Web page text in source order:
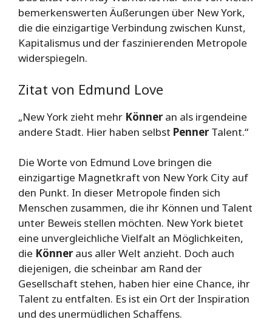
bemerkenswerten Äußerungen über New York,
die die einzigartige Verbindung zwischen Kunst,
Kapitalismus und der faszinierenden Metropole
widerspiegeln.
Zitat von Edmund Love
„New York zieht mehr Könneran als irgendeine
andere Stadt. Hier haben selbst PennerTalent.“
Die Worte von Edmund Love bringen die
einzigartige Magnetkraft von New York City auf
den Punkt. In dieser Metropole finden sich
Menschen zusammen, die ihr Können und Talent
unter Beweis stellen möchten. New York bietet
eine unvergleichliche Vielfalt an Möglichkeiten,
die Könneraus aller Welt anzieht. Doch auch
diejenigen, die scheinbar am Rand der
Gesellschaft stehen, haben hier eine Chance, ihr
Talent zu entfalten. Es ist ein Ort der Inspiration
und des unermüdlichen Schaffens.